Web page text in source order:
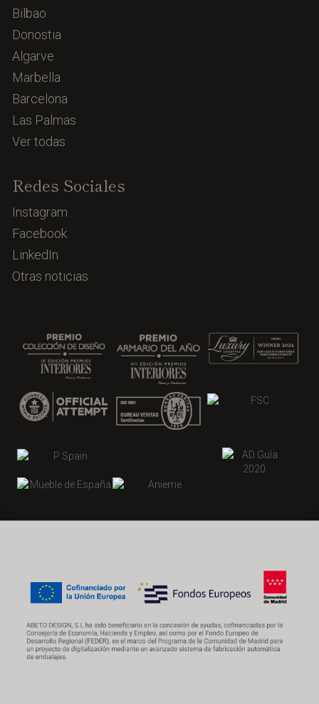
Bilbao
Donostia
Algarve
Marbella
Barcelona
Las Palmas
Ver todas
Redes Sociales
Instagram
Facebook
LinkedIn
Otras noticias